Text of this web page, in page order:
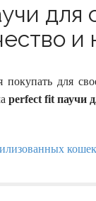
для
и
покупать для
perfect fit паучи